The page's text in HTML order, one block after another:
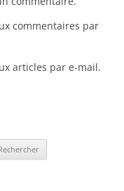
commentaires par
articles par e-mail.